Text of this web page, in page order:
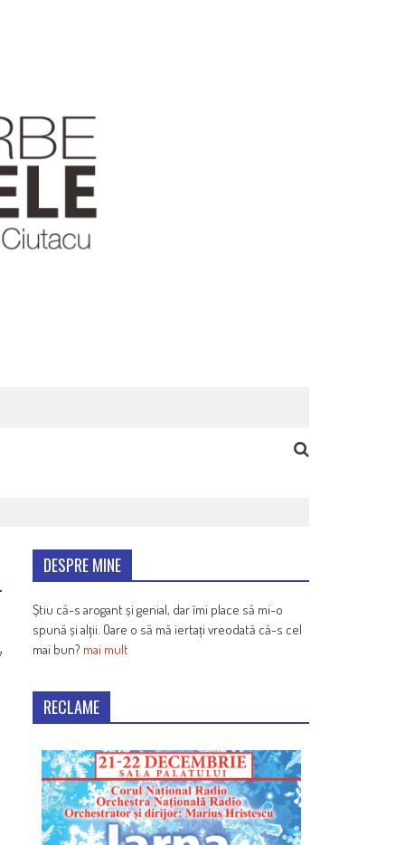
DESPRE MINE
Știu că-s arogant și genial, dar îmi place să mi-o
spună și alții. Oare o să mă iertați vreodată că-s cel
mai bun? mai mult
RECLAME